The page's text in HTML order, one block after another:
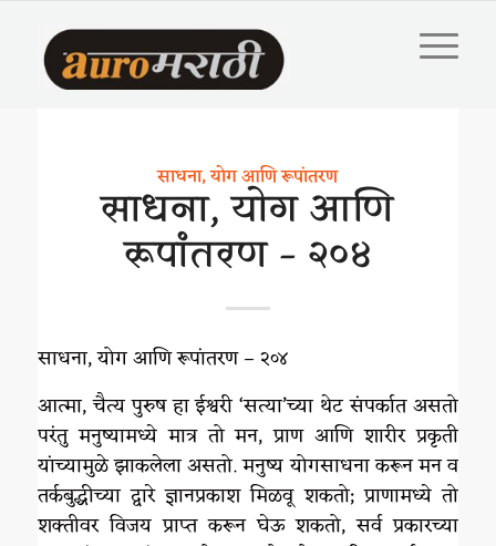
साधना, योग आणि रूपांतरण
साधना, योग आणि
रूपांतरण – २०४
साधना, योग आणि रूपांतरण – २०४
आत्मा, चैत्य पुरुष हा ईश्वरी ‘सत्या’च्या थेट संपर्कात असतो
परंतु मनुष्यामध्ये मात्र तो मन, प्राण आणि शारीर प्रकृती
यांच्यामुळे झाकलेला असतो. मनुष्य योगसाधना करून मन व
तर्कबुद्धीच्या द्वारे ज्ञानप्रकाश मिळवू शकतो; प्राणामध्ये तो
शक्तीवर विजय प्राप्त करून घेऊ शकतो, सर्व प्रकारच्या